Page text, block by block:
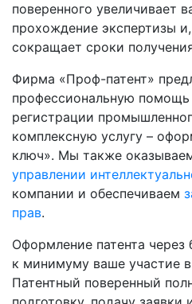
поверенного увеличивает
прохождение экспертизы
сокращает сроки
Фирма «Проф-патент»
профессиональную
регистрации
комплексную услугу –
ключ». Мы также
управлении
компании и обеспечиваем
прав.
Оформление патента через
к минимуму ваше участие
Патентный поверенный